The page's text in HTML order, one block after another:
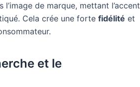
de marque, mettant l’accent
Cela crée une forte fidélité et
et le